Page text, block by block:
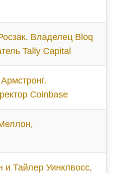
Владелец Bloq
Tally Capital
Coinbase
и Тайлер Уинклвосс,